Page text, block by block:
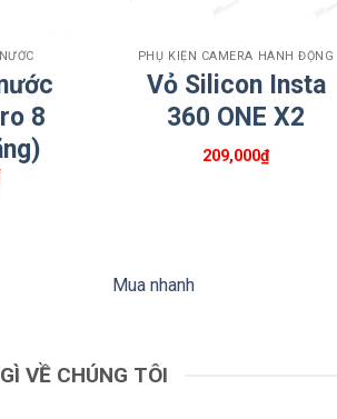
8
PHỤ KIỆN CAMERA HÀNH ĐỘNG
Vỏ Silicon Insta
360 ONE X2
209,000₫
Mua nhanh
VỀ CHÚNG TÔI